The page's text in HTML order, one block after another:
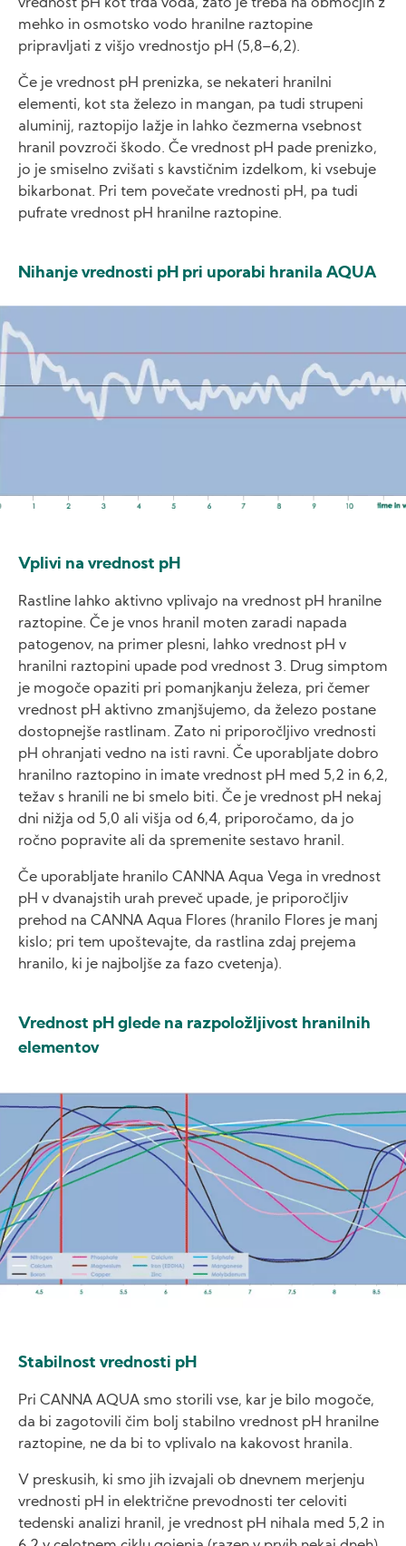
vrednost pH kot trda voda, zato je treba na območjih z
mehko in osmotsko vodo hranilne raztopine
pripravljati z višjo vrednostjo pH (5,8–6,2).
Če je vrednost pH prenizka, se nekateri hranilni
elementi, kot sta železo in mangan, pa tudi strupeni
aluminij, raztopijo lažje in lahko čezmerna vsebnost
hranil povzroči škodo. Če vrednost pH pade prenizko,
jo je smiselno zvišati s kavstičnim izdelkom, ki vsebuje
bikarbonat. Pri tem povečate vrednosti pH, pa tudi
pufrate vrednost pH hranilne raztopine.
Nihanje vrednosti pH pri uporabi hranila AQUA
Image
Vplivi na vrednost pH
Rastline lahko aktivno vplivajo na vrednost pH hranilne
raztopine. Če je vnos hranil moten zaradi napada
patogenov, na primer plesni, lahko vrednost pH v
hranilni raztopini upade pod vrednost 3. Drug simptom
je mogoče opaziti pri pomanjkanju železa, pri čemer
vrednost pH aktivno zmanjšujemo, da železo postane
dostopnejše rastlinam. Zato ni priporočljivo vrednosti
pH ohranjati vedno na isti ravni. Če uporabljate dobro
hranilno raztopino in imate vrednost pH med 5,2 in 6,2,
težav s hranili ne bi smelo biti. Če je vrednost pH nekaj
dni nižja od 5,0 ali višja od 6,4, priporočamo, da jo
ročno popravite ali da spremenite sestavo hranil.
Če uporabljate hranilo CANNA Aqua Vega in vrednost
pH v dvanajstih urah preveč upade, je priporočljiv
prehod na CANNA Aqua Flores (hranilo Flores je manj
kislo; pri tem upoštevajte, da rastlina zdaj prejema
hranilo, ki je najboljše za fazo cvetenja).
Vrednost pH glede na razpoložljivost hranilnih
elementov
Stabilnost vrednosti pH
Pri CANNA AQUA smo storili vse, kar je bilo mogoče,
da bi zagotovili čim bolj stabilno vrednost pH hranilne
raztopine, ne da bi to vplivalo na kakovost hranila.
V preskusih, ki smo jih izvajali ob dnevnem merjenju
vrednosti pH in električne prevodnosti ter celoviti
tedenski analizi hranil, je vrednost pH nihala med 5,2 in